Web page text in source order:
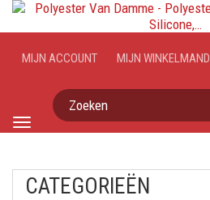
Toggle
MIJN ACCOUNT MIJN WINKELMAND
Zoeken
CATEGORIEËN